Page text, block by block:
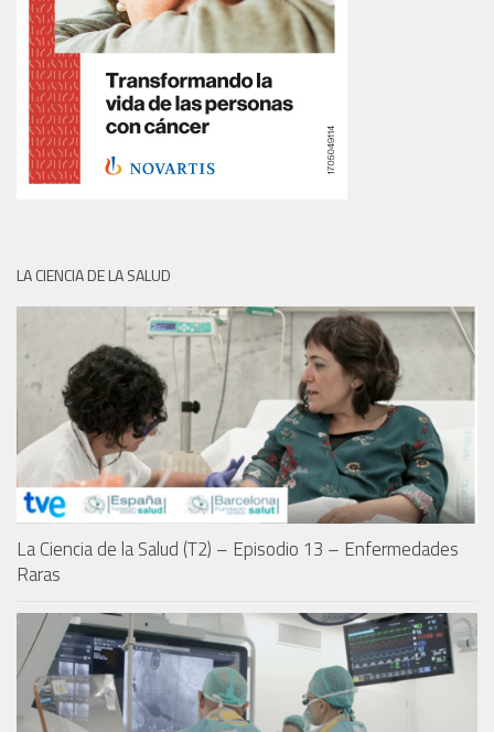
LA CIENCIA DE LA SALUD
La Ciencia de la Salud (T2) – Episodio 13 – Enfermedades
Raras